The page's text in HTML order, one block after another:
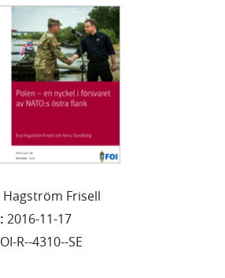
Hagström Frisell
: 2016-11-17
R--4310--SE